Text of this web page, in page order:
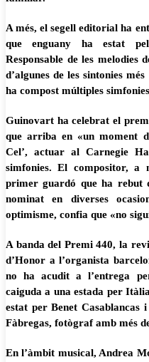
A més, el segell editorial ha
que enguany ha estat
Responsable de les melodies
d’algunes de les sintonies
ha compost múltiples
Guinovart ha celebrat el
que arriba en «un moment
Cel’, actuar al Carnegie
simfonies. El compositor, a
primer guardó que ha rebut
nominat en diverses
optimisme, confia que «no
A banda del Premi 440, la
d’Honor a l’organista
no ha acudit a l’entrega
caiguda a una estada per
estat per Benet Casablancas
Fàbregas, fotògraf amb més
En l’àmbit musical, Andrea